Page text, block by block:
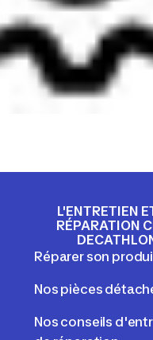
L'ENTRETIEN
RÉPARATION
Réparer son
Nos pièces
Nos conseils